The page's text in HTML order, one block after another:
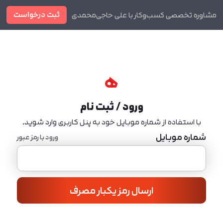
مشاوره تخصصی کسب‌وکار با علی حاجی‌محمدی ثبت درخواست
ورود / ثبت نام
با استفاده از شماره موبایل خود به پنل کاربری وارد شوید.
شماره موبایل ورود با رمز عبور
ارسال رمز یکبار مصرف